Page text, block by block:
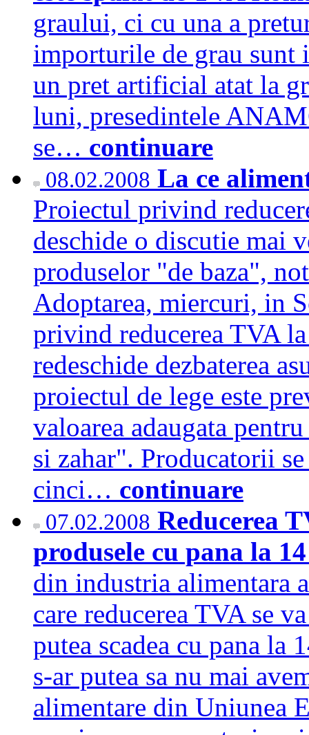
graului, ci cu una a
importurile de grau sunt
un pret artificial atat la
luni, presedintele
se… continuare
08.02.2008 La ce
Proiectul privind
deschide o discutie mai
produselor "de baza",
Adoptarea, miercuri, in
privind reducerea TVA
redeschide dezbaterea
proiectul de lege este
valoarea adaugata
si zahar". Producatorii
cinci… continuare
07.02.2008 Reducerea
produsele cu pana la
din industria alimentara
care reducerea TVA se
putea scadea cu pana la
s-ar putea sa nu mai
alimentare din Uniunea